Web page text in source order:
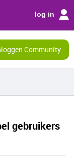
log in
Community
gebruikers